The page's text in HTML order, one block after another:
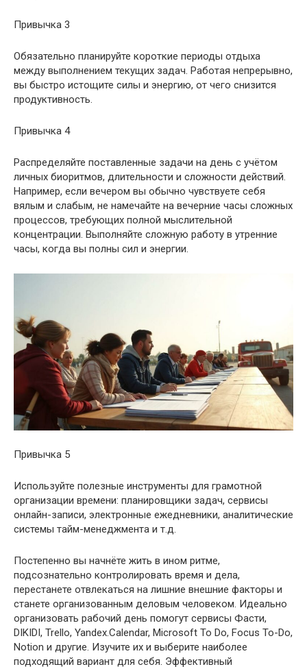
Привычка 3
Обязательно планируйте короткие периоды отдыха
между выполнением текущих задач. Работая непрерывно,
вы быстро истощите силы и энергию, от чего снизится
продуктивность.
Привычка 4
Распределяйте поставленные задачи на день с учётом
личных биоритмов, длительности и сложности действий.
Например, если вечером вы обычно чувствуете себя
вялым и слабым, не намечайте на вечерние часы сложных
процессов, требующих полной мыслительной
концентрации. Выполняйте сложную работу в утренние
часы, когда вы полны сил и энергии.
Привычка 5
Используйте полезные инструменты для грамотной
организации времени: планировщики задач, сервисы
онлайн-записи, электронные ежедневники, аналитические
системы тайм-менеджмента и т.д.
Постепенно вы начнёте жить в ином ритме,
подсознательно контролировать время и дела,
перестанете отвлекаться на лишние внешние факторы и
станете организованным деловым человеком. Идеально
организовать рабочий день помогут сервисы Фасти,
DIKIDI, Trello, Yandex.Calendar, Microsoft To Do, Focus To-Do,
Notion и другие. Изучите их и выберите наиболее
подходящий вариант для себя. Эффективный